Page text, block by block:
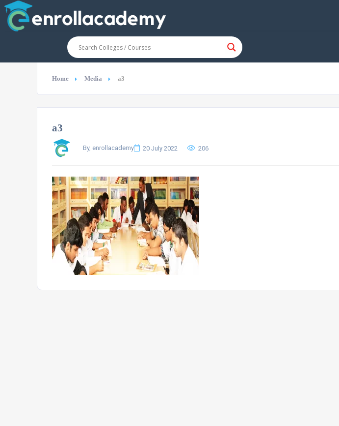
Home Media a3
a3
By, enrollacademy 20 July 2022 206